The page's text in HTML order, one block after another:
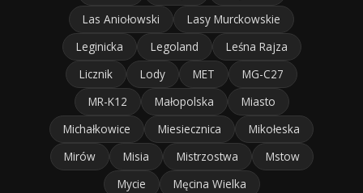
Las Aniołowski
Lasy Murckowskie
Leginicka
Legoland
Leśna Rajza
Licznik
Lody MET
MG-C27
MR-K12
Małopolska
Miasto
Michałkowice
Miesiecznica
Mikołeska
Mirów
Misia Mistrzostwa
Mstow
Mycie
Męcina Wielka